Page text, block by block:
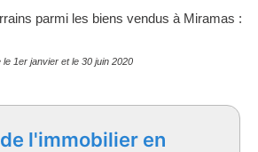
parmi les biens vendus à Miramas :
1er janvier et le 30 juin 2020
l'immobilier en